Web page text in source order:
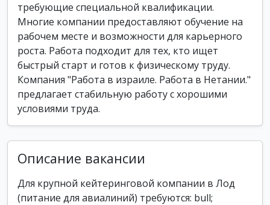
требующие специальной квалификации.
Многие компании предоставляют обучение на
рабочем месте и возможности для карьерного
роста. Работа подходит для тех, кто ищет
быстрый старт и готов к физическому труду.
Компания "Работа в израиле. Работа в Нетании."
предлагает стабильную работу с хорошими
условиями труда.
Описание вакансии
Для крупной кейтеринговой компании в Лод
(питание для авиалиний) требуются: bull;